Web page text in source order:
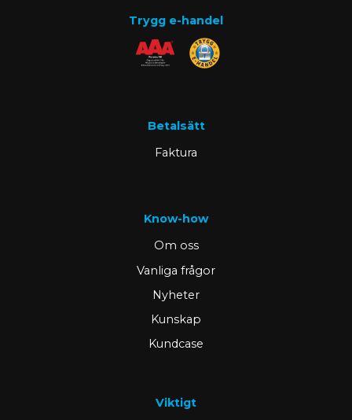
Trygg e-handel
Betalsätt
Faktura
Know-how
Om oss
Vanliga frågor
Nyheter
Kunskap
Kundcase
Viktigt